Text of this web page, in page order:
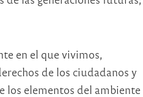
en el que vivimos,
de los ciudadanos y
los elementos del ambiente